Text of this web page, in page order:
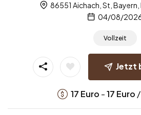
86551 Aichach, St,
04/08/
Vollzeit
Jetzt
17 Euro -17 Euro